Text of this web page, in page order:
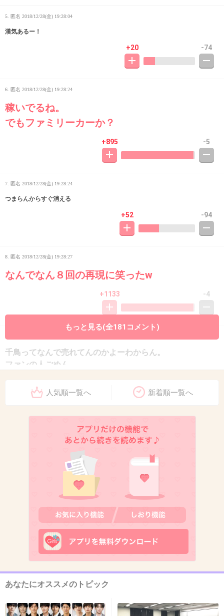
5. 匿名 2018/12/28(金) 19:28:04
漢気あるー！
+20 -74
6. 匿名 2018/12/28(金) 19:28:24
稼いでるね。
でもファミリーカーか？
+895 -5
7. 匿名 2018/12/28(金) 19:28:24
つまらんからすぐ消える
+52 -94
8. 匿名 2018/12/28(金) 19:28:27
なんでなん８回の再現に笑ったw
+1133 -4
千鳥ってなんで売れてんのかよーわからん。
ファンの人ごめん
ノブ 稼いでそうだしSクラスくらい余裕で買え
そうだけどな〜
2018/12/28(金) 19:28:45
みんな千鳥嫌いなの？
稼いでますなぁ…
もっと見る(全181コメント)
人気順一覧へ 新着順一覧へ
あなたにオススメのトピック